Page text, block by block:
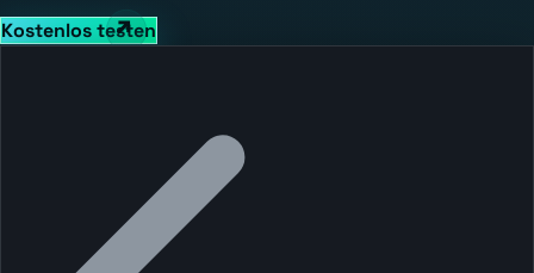
Kostenlos testen